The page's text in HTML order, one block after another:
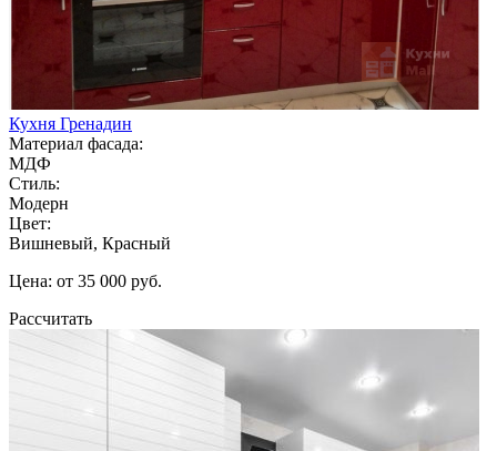
Кухня Гренадин
Материал фасада:
МДФ
Стиль:
Модерн
Цвет:
Вишневый, Красный
Цена: от 35 000 руб.
Рассчитать